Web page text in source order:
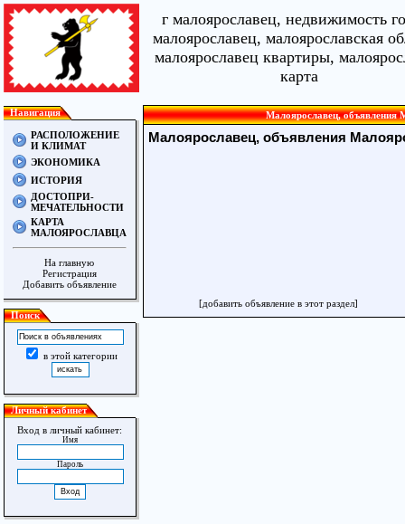
г малоярославец, недвижимость
малоярославец, малоярославская
малоярославец квартиры,
карта
Навигация
РАСПОЛОЖЕНИЕ
И КЛИМАТ
ЭКОНОМИКА
ИСТОРИЯ
ДОСТОПРИ-
МЕЧАТЕЛЬНОСТИ
КАРТА
МАЛОЯРОСЛАВЦА
На главную
Регистрация
Добавить объявление
Поиск
в этой категории
Личный кабинет
Вход в личный кабинет:
Имя
Пароль
Малоярославец, объявления
Малоярославец, объявления
[добавить объявление в этот раздел]